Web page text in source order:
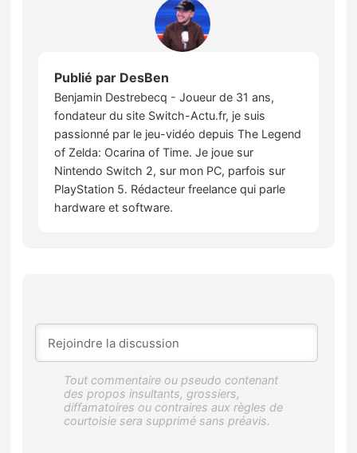
Publié par DesBen
Benjamin Destrebecq - Joueur de 31 ans,
fondateur du site Switch-Actu.fr, je suis
passionné par le jeu-vidéo depuis The Legend
of Zelda: Ocarina of Time. Je joue sur
Nintendo Switch 2, sur mon PC, parfois sur
PlayStation 5. Rédacteur freelance qui parle
hardware et software.